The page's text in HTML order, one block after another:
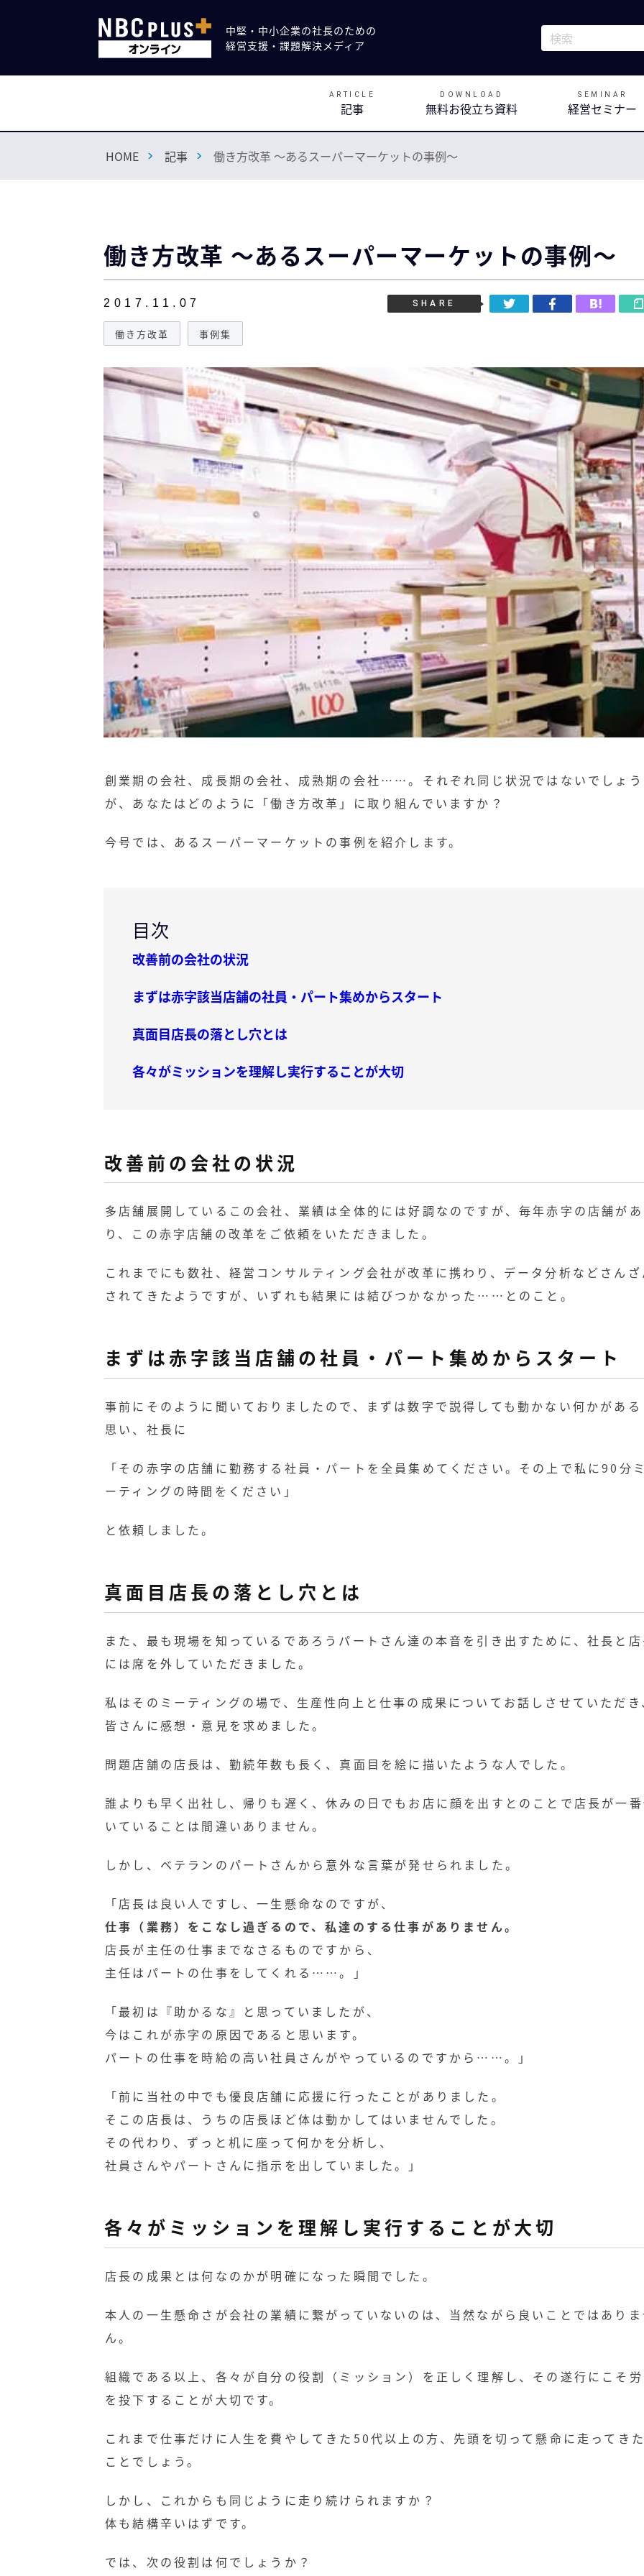
中堅・中小企業の社長のための
経営支援・課題解決メディア
これは、自動候
検索フィールドが
ARTICLE
記事
DOWNLOAD
無料お役立ち資料
SEMINAR
経営セミナー
HOME 記事 働き方改革 ～あるスーパーマーケットの事例～
働き方改革 ～あるスーパーマーケットの事例～
2017.11.07
働き方改革 事例集
SHARE
創業期の会社、成長期の会社、成熟期の会社……。それぞれ同じ状況ではないでしょう
が、あなたはどのように「働き方改革」に取り組んでいますか？
今号では、あるスーパーマーケットの事例を紹介します。
目次
改善前の会社の状況
まずは赤字該当店舗の社員・パート集めからスタート
真面目店長の落とし穴とは
各々がミッションを理解し実行することが大切
改善前の会社の状況
多店舗展開しているこの会社、業績は全体的には好調なのですが、毎年赤字の店舗があ
り、この赤字店舗の改革をご依頼をいただきました。
これまでにも数社、経営コンサルティング会社が改革に携わり、データ分析などさん
されてきたようですが、いずれも結果には結びつかなかった……とのこと。
まずは赤字該当店舗の社員・パート集めからスタート
事前にそのように聞いておりましたので、まずは数字で説得しても動かない何かがあ
思い、社長に
「その赤字の店舗に勤務する社員・パートを全員集めてください。その上で私に90分
ーティングの時間をください」
と依頼しました。
真面目店長の落とし穴とは
また、最も現場を知っているであろうパートさん達の本音を引き出すために、社長と
には席を外していただきました。
私はそのミーティングの場で、生産性向上と仕事の成果についてお話しさせていただ
皆さんに感想・意見を求めました。
問題店舗の店長は、勤続年数も長く、真面目を絵に描いたような人でした。
誰よりも早く出社し、帰りも遅く、休みの日でもお店に顔を出すとのことで店長が一
いていることは間違いありません。
しかし、ベテランのパートさんから意外な言葉が発せられました。
「店長は良い人ですし、一生懸命なのですが、
仕事（業務）をこなし過ぎるので、私達のする仕事がありません。
店長が主任の仕事までなさるものですから、
主任はパートの仕事をしてくれる……。」
「最初は『助かるな』と思っていましたが、
今はこれが赤字の原因であると思います。
パートの仕事を時給の高い社員さんがやっているのですから……。」
「前に当社の中でも優良店舗に応援に行ったことがありました。
そこの店長は、うちの店長ほど体は動かしてはいませんでした。
その代わり、ずっと机に座って何かを分析し、
社員さんやパートさんに指示を出していました。」
各々がミッションを理解し実行することが大切
店長の成果とは何なのかが明確になった瞬間でした。
本人の一生懸命さが会社の業績に繋がっていないのは、当然ながら良いことではあり
ん。
組織である以上、各々が自分の役割（ミッション）を正しく理解し、その遂行にこそ
を投下することが大切です。
これまで仕事だけに人生を費やしてきた50代以上の方、先頭を切って懸命に走ってき
ことでしょう。
しかし、これからも同じように走り続けられますか？
体も結構辛いはずです。
では、次の役割は何でしょうか？